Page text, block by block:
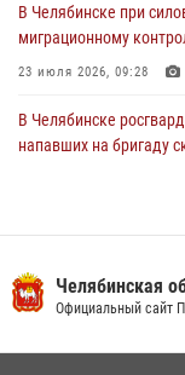
В Челябинске при
миграционному
23 июля 2026, 09:28
В Челябинске
напавших на бригаду
13 июля 2026, 03:02
Челябинская
Официальный сайт